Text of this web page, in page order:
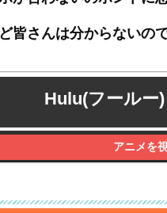
皆さんは分からないの
Hulu(フールー
アニメを